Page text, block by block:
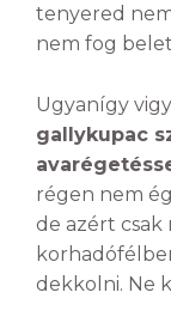
tenyered
nem fog
Ugyanígy
gallykupac
régen nem
de azért csak
dekkolni. Ne